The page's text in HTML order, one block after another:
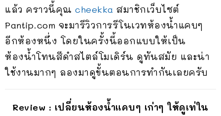
แล้ว คราวนี้คุณ cheekka สมาชิกเว็บไซต์
Pantip.com จะมารีวิวการรีโนเวทห้องน้ำแคบๆ
อีกห้องหนึ่ง โดยในครั้งนี้ออกแบบให้เป็น
ห้องน้ำโทนสีดำสไตล์โมเดิร์น ดูทันสมัย และน่า
ใช้งานมากๆ ลองมาดูขั้นตอนการทำกันเลยครับ
Review : เปลี่ยนห้องน้ำแคบๆ เก่าๆ ให้ดูเท่ใน